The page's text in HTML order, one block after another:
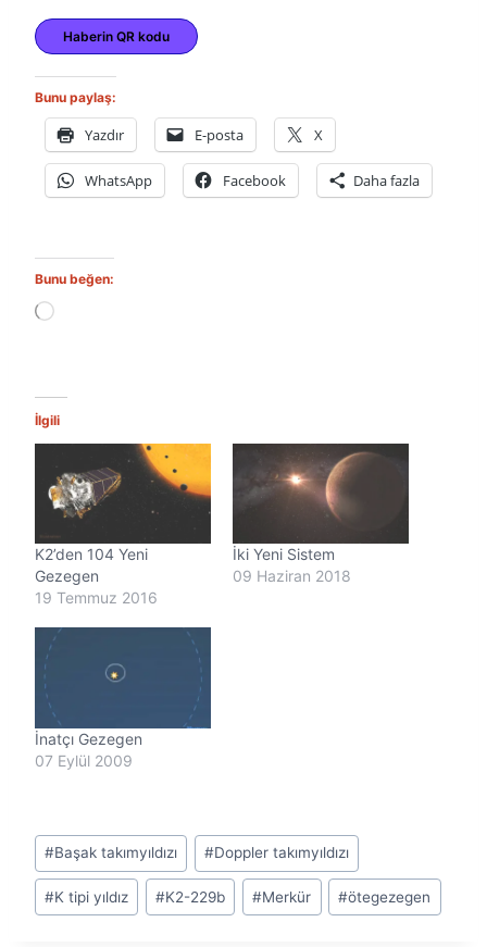
Haberin QR kodu
Bunu paylaş:
Yazdır E-posta X
WhatsApp Facebook Daha fazla
Bunu beğen:
Y
n
o
r
.
İlgili
K2’den 104 Yeni
Gezegen
19 Temmuz 2016
İki Yeni Sistem
09 Haziran 2018
İnatçı Gezegen
07 Eylül 2009
Post
Tags:
#Başak takımyıldızı #Doppler takımyıldızı
#K tipi yıldız #K2-229b #Merkür #ötegezegen